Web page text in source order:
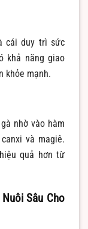
cái duy trì sức
khả năng giao
khỏe mạnh.
nhờ vào hàm
và magiê.
quả hơn từ
Sâu Cho